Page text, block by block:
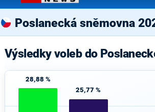
Pořady
Poslanecká sněmovna
Výsledky voleb do
28,88 %
25,77 %